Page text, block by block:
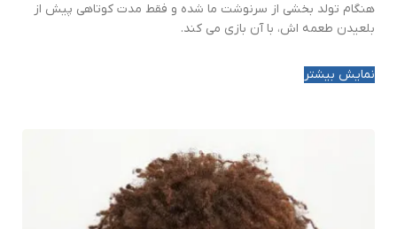
هنگام تولد بخشی از سرنوشت ما شده و فقط مدت کوتاهی پیش از
بلعیدن طعمه اش، با آن بازی می کند.
نمایش بیشتر